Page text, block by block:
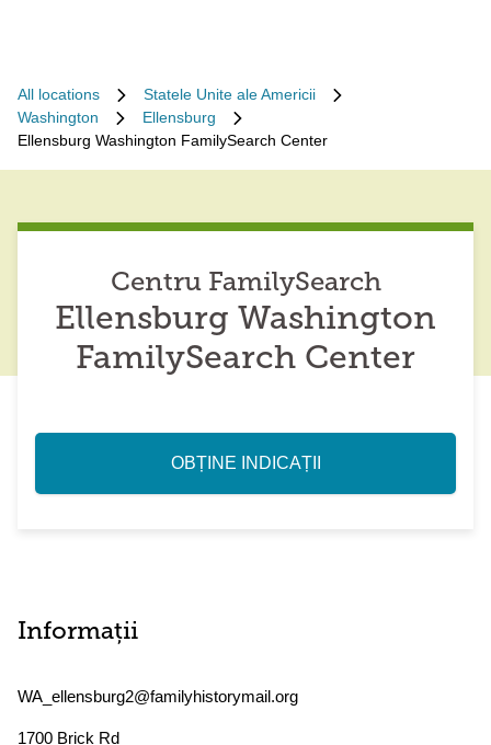
All locations
Statele Unite ale Americii
Washington
Ellensburg
Ellensburg Washington FamilySearch Center
Centru FamilySearch
Ellensburg Washington
FamilySearch Center
OBȚINE INDICAȚII
Informații
WA_ellensburg2@familyhistorymail.org
1700 Brick Rd